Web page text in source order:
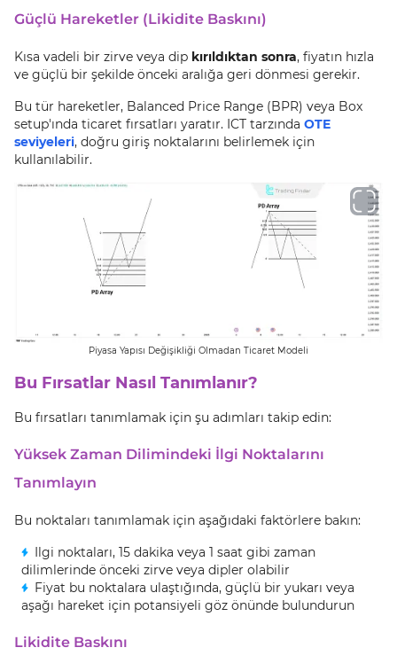
Güçlü Hareketler (Likidite Baskını)
Kısa vadeli bir zirve veya dip kırıldıktan sonra, fiyatın hızla
ve güçlü bir şekilde önceki aralığa geri dönmesi gerekir.
Bu tür hareketler, Balanced Price Range (BPR) veya Box
setup'ında ticaret fırsatları yaratır. ICT tarzında OTE
seviyeleri, doğru giriş noktalarını belirlemek için
kullanılabilir.
Piyasa Yapısı Değişikliği Olmadan Ticaret Modeli
Bu Fırsatlar Nasıl Tanımlanır?
Bu fırsatları tanımlamak için şu adımları takip edin:
Yüksek Zaman Dilimindeki İlgi Noktalarını
Tanımlayın
Bu noktaları tanımlamak için aşağıdaki faktörlere bakın:
Ilgi noktaları, 15 dakika veya 1 saat gibi zaman
dilimlerinde önceki zirve veya dipler olabilir
Fiyat bu noktalara ulaştığında, güçlü bir yukarı veya
aşağı hareket için potansiyeli göz önünde bulundurun
Likidite Baskını